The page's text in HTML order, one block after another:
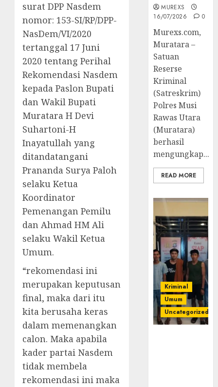
surat DPP Nasdem
nomor: 153-SI/RP/DPP-
NasDem/VI/2020
tertanggal 17 Juni
2020 tentang Perihal
Rekomendasi Nasdem
kepada Paslon Bupati
dan Wakil Bupati
Muratara H Devi
Suhartoni-H
Inayatullah yang
ditandatangani
Prananda Surya Paloh
selaku Ketua
Koordinator
Pemenangan Pemilu
dan Ahmad HM Ali
selaku Wakil Ketua
Umum.
“rekomendasi ini
merupakan keputusan
final, maka dari itu
kita berusaha keras
dalam memenangkan
calon. Maka apabila
kader partai Nasdem
tidak membela
rekomendasi ini maka
MUREXS
16/07/2026
0
Murexs.com,
Muratara –
Satuan
Reserse
Kriminal
(Satreskrim)
Polres Musi
Rawas Utara
(Muratara)
berhasil
mengungkap...
READ MORE
Kriminal
Umum
Uncategorized